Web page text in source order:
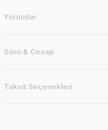
Yorumlar
Soru & Cevap
Taksit Seçenekleri